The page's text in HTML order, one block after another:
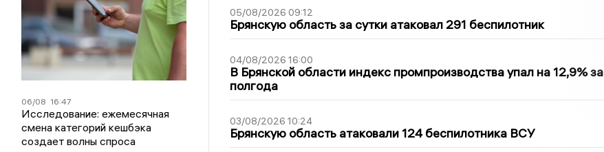
06/08 16:47
Исследование: ежемесячная
смена категорий кешбэка
создает волны спроса
05/08/2026 09:12
Брянскую область за сутки атаковал 291 беспилотник
04/08/2026 16:00
В Брянской области индекс промпроизводства упал на 12,9% за
полгода
03/08/2026 10:24
Брянскую область атаковали 124 беспилотника ВСУ